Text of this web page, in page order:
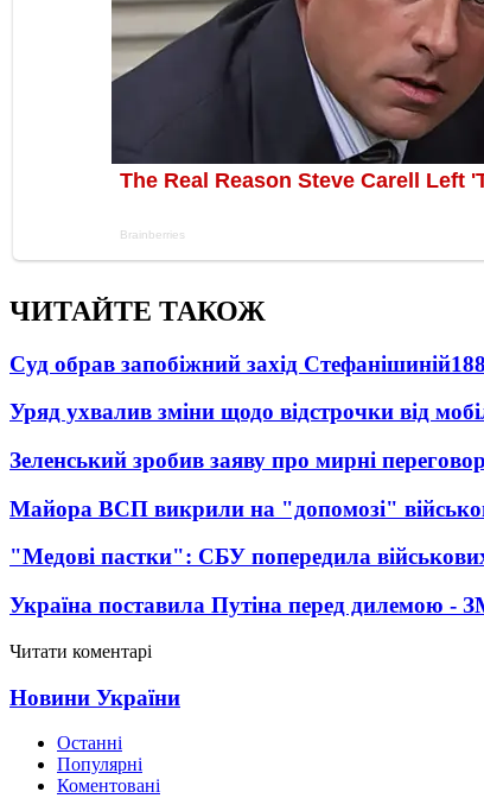
ЧИТАЙТЕ ТАКОЖ
Суд обрав запобіжний захід Стефанішиній
Уряд ухвалив зміни щодо відстрочки від
Зеленський зробив заяву про мирні
Майора ВСП викрили на "допомозі"
"Медові пастки": СБУ попередила
Україна поставила Путіна перед дилемою -
Читати коментарі
Новини України
Останні
Популярні
Коментовані